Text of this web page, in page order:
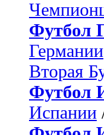
Футбол
Германии
Вторая
Футбол
Испании